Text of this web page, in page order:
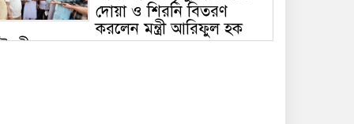
দোয়া ও শিরনি বিতরণ
করলেন মন্ত্রী আরিফুল হক